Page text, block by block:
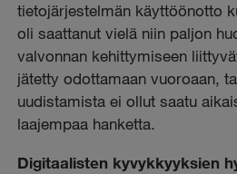
tietojärjestelmän käyttöönotto
oli saattanut vielä niin paljon
valvonnan kehittymiseen
jätetty odottamaan vuoroaan,
uudistamista ei ollut saatu
laajempaa hanketta.
Digitaalisten kyvykkyyksien